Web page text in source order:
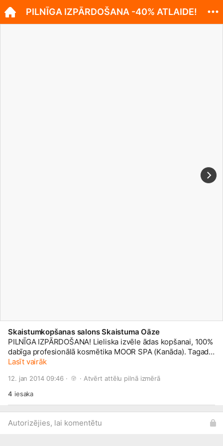
Skaistumkopšanas salons Skaistuma Oāze
PILNĪGA IZPĀRDOŠANA! Lieliska izvēle ādas kopšanai, 100%
dabīga profesionālā kosmētika MOOR SPA (Kanāda). Tagad
šo kosmētiku vari iegādāties ar -40% atlaidi! Produktus vari
Savukārt tos iegādāties vari rakstot mums facebook vai uz
e-pastu skaistuma.oaze@
administratori pa tālruni +371 27762006. Gaidīsim ciemos!
Lasīt vairāk
12. jan 2014 09:46 · · Atvērt attēlu pilnā izmērā
4 iesaka
Autorizējies, lai komentētu
PILNĪGA IZPĀRDOŠANA -40% ATLAIDE!